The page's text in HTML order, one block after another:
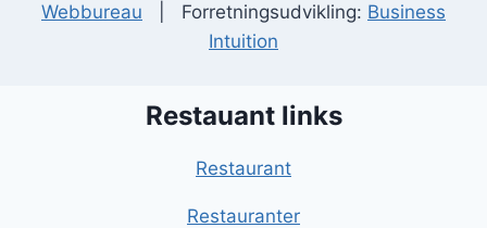
Webbureau | Forretningsudvikling: Business
Intuition
Restauant links
Restaurant
Restauranter